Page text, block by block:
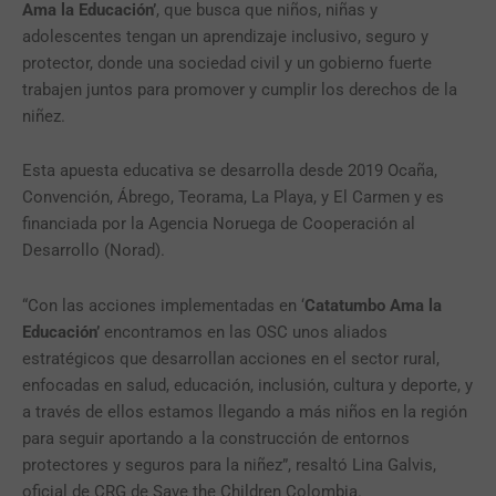
Ama la Educación’, que busca que niños, niñas y
adolescentes tengan un aprendizaje inclusivo, seguro y
protector, donde una sociedad civil y un gobierno fuerte
trabajen juntos para promover y cumplir los derechos de la
niñez.
Esta apuesta educativa se desarrolla desde 2019 Ocaña,
Convención, Ábrego, Teorama, La Playa, y El Carmen y es
financiada por la Agencia Noruega de Cooperación al
Desarrollo (Norad).
“Con las acciones implementadas en ‘Catatumbo Ama la
Educación’ encontramos en las OSC unos aliados
estratégicos que desarrollan acciones en el sector rural,
enfocadas en salud, educación, inclusión, cultura y deporte, y
a través de ellos estamos llegando a más niños en la región
para seguir aportando a la construcción de entornos
protectores y seguros para la niñez”, resaltó Lina Galvis,
oficial de CRG de Save the Children Colombia.